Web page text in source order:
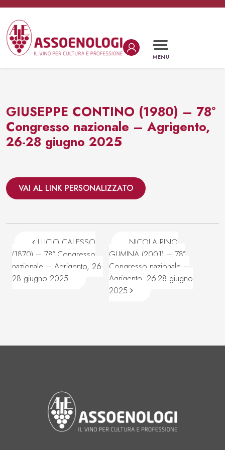
Vai al contenuto
Navigazione principale
MENU
GIUSEPPE CONTINO (1980) – 78°
Congresso nazionale – Agrigento,
26-28 giugno 2025
VAI AL LINK PERSONALIZZATO
Navigazione articoli
LUCIO CALESSO
(1870) – 78° Congresso
nazionale – Agrigento, 26-
28 giugno 2025
NICOLA RINO
GUMINA (2001) – 78°
Congresso nazionale –
Agrigento, 26-28 giugno
2025